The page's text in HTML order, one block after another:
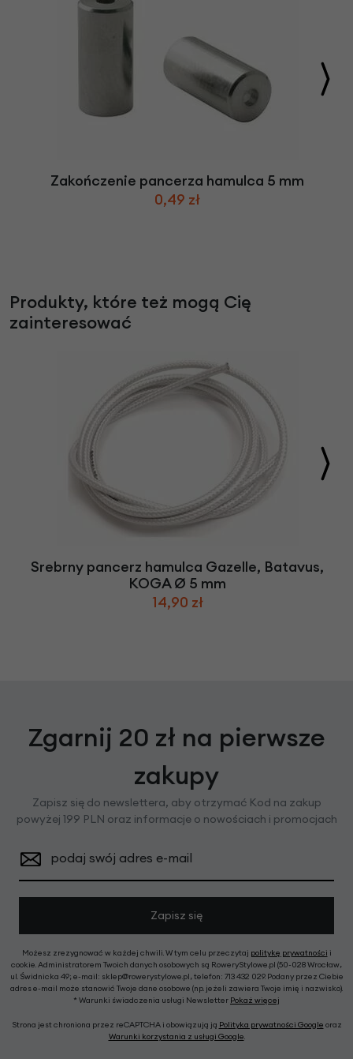
Zakończenie pancerza hamulca 5 mm
0,49 zł
Produkty, które też mogą Cię
zainteresować
Srebrny pancerz hamulca Gazelle, Batavus,
KOGA Ø 5 mm
14,90 zł
Zgarnij 20 zł na pierwsze
zakupy
Zapisz się do newslettera, aby otrzymać Kod na zakup
powyżej 199 PLN oraz informacje o nowościach i promocjach
podaj swój adres e-mail
Zapisz się
Możesz zrezygnować w każdej chwili. W tym celu przeczytaj politykę prywatności i
cookie. Administratorem Twoich danych osobowych są RoweryStylowe.pl (50-028 Wrocław,
ul. Świdnicka 49; e-mail: sklep@rowerystylowe.pl, telefon: 713 432 029. Podany przez Ciebie
adres e-mail może stanowić Twoje dane osobowe (np. jeżeli zawiera Twoje imię i nazwisko).
* Warunki świadczenia usługi Newsletter Pokaż więcej
Strona jest chroniona przez reCAPTCHA i obowiązują ją Polityka prywatności Google oraz
Warunki korzystania z usługi Google.